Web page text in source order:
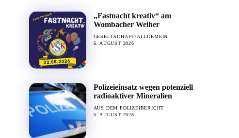
„Fastnacht kreativ“ am
Wombacher Weiher
GESELLSCHAFT/ALLGEMEIN
6. AUGUST 2026
Polizeieinsatz wegen potenziell
radioaktiver Mineralien
AUS DEM POLIZEIBERICHT
5. AUGUST 2026